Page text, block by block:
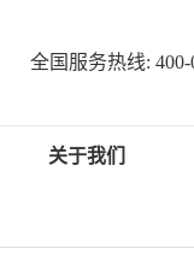
全国服务热线:
关于我们